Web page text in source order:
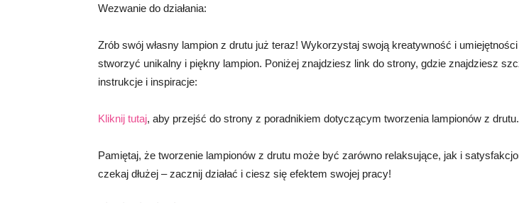
Wezwanie do działania:
Zrób swój własny lampion z drutu już teraz! Wykorzystaj swoją kreatywność i
stworzyć unikalny i piękny lampion. Poniżej znajdziesz link do strony, gdzie znajdziesz
instrukcje i inspiracje:
Kliknij tutaj, aby przejść do strony z poradnikiem dotyczącym tworzenia lampionów z drutu.
Pamiętaj, że tworzenie lampionów z drutu może być zarówno relaksujące, jak i
czekaj dłużej – zacznij działać i ciesz się efektem swojej pracy!